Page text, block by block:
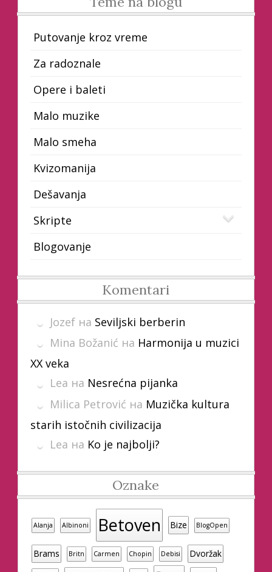
Putovanje kroz vreme
Za radoznale
Opere i baleti
Malo muzike
Malo smeha
Kvizomanija
Dešavanja
Skripte
Blogovanje
Komentari
Jozefна Seviljski berberin
Mina Božanić на Harmonija u muzici
XX veka
Lea на Nesrećna pijanka
Milica Petrović на Muzička kultura
starih istočnih civilizacija
Lea на Ko je najbolji?
Oznake
Alanja Albinoni Betoven Bize BlogOpen
Brams Britn Carmen Chopin Debisi Dvoržak